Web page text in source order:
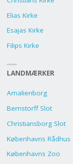
Elias Kirke
Esajas Kirke
Filips Kirke
LANDMÆRKER
Amalienborg
Bernstorff Slot
Christiansborg Slot
Københavns Rådhus
Københavns Zoo